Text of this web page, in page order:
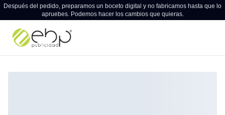
Después del pedido, preparamos un boceto digital y no fabricamos hasta que lo
apruebes. Podemos hacer los cambios que quieras.